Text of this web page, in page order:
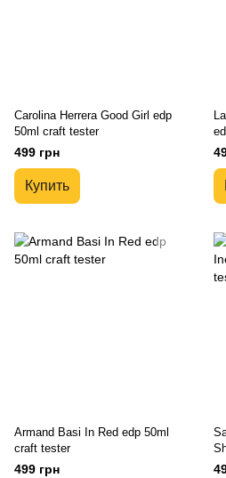
Carolina Herrera Good Girl edp
50ml craft tester
499 грн
Купить
Armand Basi In Red edp 50ml
craft tester
499 грн